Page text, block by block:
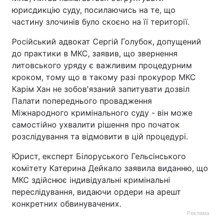
юрисдикцію суду, посилаючись на те, що
частину злочинів було скоєно на її території.
Російський адвокат Сергій Голубок, допущений
до практики в МКС, заявив, що звернення
литовського уряду є важливим процедурним
кроком, тому що в такому разі прокурор МКС
Карім Хан не зобов'язаний запитувати дозвіл
Палати попереднього провадження
Міжнародного кримінального суду - він може
самостійно ухвалити рішення про початок
розслідування та відмовити в цій процедурі.
Юрист, експерт Білоруського Гельсінського
комітету Катерина Дейкало заявила виданню, що
МКС здійснює індивідуальні кримінальні
переслідування, видаючи ордери на арешт
конкретних обвинувачених.
Реклама